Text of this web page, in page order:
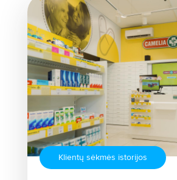
Klientų sėkmės istorijos